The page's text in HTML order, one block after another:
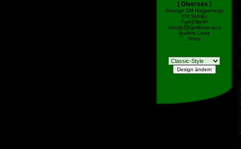
[ Diverses ]
Strange CM Happenings
CM Stories
Fun Corner
About Champmaniacs
Andere Links
Shop